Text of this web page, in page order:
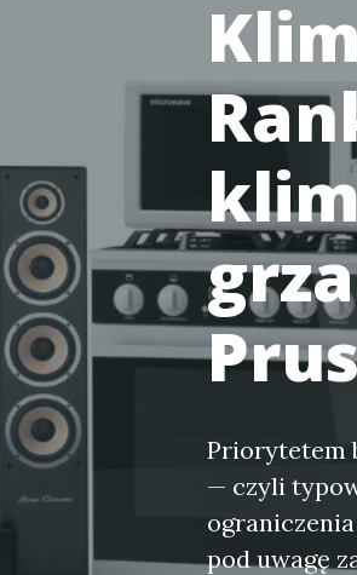
Priorytetem
— czyli
pod uwagę